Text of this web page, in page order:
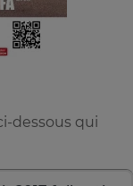
dessous qui